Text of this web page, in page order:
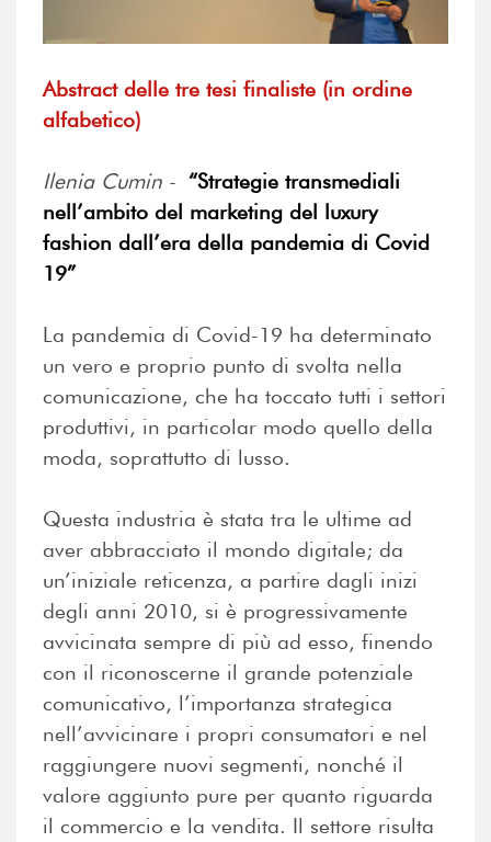
Abstract delle tre tesi finaliste (in ordine
alfabetico)
Ilenia Cumin - “Strategie transmediali
nell’ambito del marketing del luxury
fashion dall’era della pandemia di Covid
19”
La pandemia di Covid-19 ha determinato
un vero e proprio punto di svolta nella
comunicazione, che ha toccato tutti i settori
produttivi, in particolar modo quello della
moda, soprattutto di lusso.
Questa industria è stata tra le ultime ad
aver abbracciato il mondo digitale; da
un’iniziale reticenza, a partire dagli inizi
degli anni 2010, si è progressivamente
avvicinata sempre di più ad esso, finendo
con il riconoscerne il grande potenziale
comunicativo, l’importanza strategica
nell’avvicinare i propri consumatori e nel
raggiungere nuovi segmenti, nonché il
valore aggiunto pure per quanto riguarda
il commercio e la vendita. Il settore risulta